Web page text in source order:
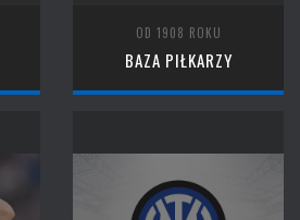
OD 1908 ROKU
BAZA PIŁKARZY